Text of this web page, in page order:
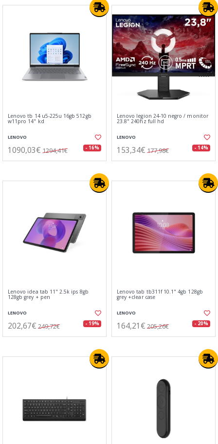
Lenovo tb 14 u5-225u 16gb 512gb
w11pro 14" kd
LENOVO
1090,03€ 1294,41€ - 16%
Lenovo legion 24-10 negro / monitor
23.8" 240hz full hd
LENOVO
153,34€ 177,98€ - 14%
Lenovo idea tab 11" 2.5k ips 8gb
128gb grey + pen
LENOVO
202,67€ 249,72€ - 19%
Lenovo tab tb311f 10.1" 4gb 128gb
grey +clear case
LENOVO
164,21€ 205,26€ - 20%